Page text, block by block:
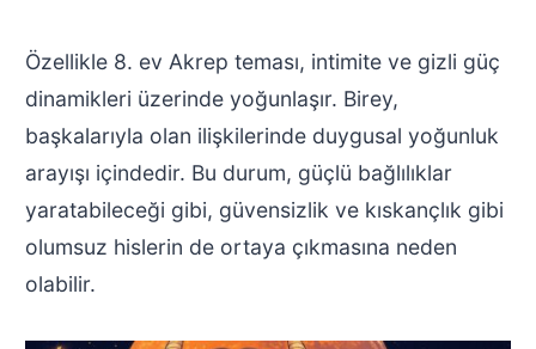
Özellikle 8. ev Akrep teması, intimite ve gizli güç
dinamikleri üzerinde yoğunlaşır. Birey,
başkalarıyla olan ilişkilerinde duygusal yoğunluk
arayışı içindedir. Bu durum, güçlü bağlılıklar
yaratabileceği gibi, güvensizlik ve kıskançlık gibi
olumsuz hislerin de ortaya çıkmasına neden
olabilir.